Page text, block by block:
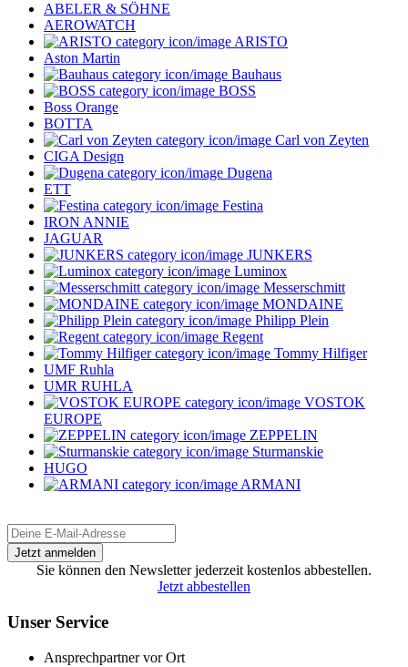
ABELER & SÖHNE
AEROWATCH
ARISTO
Aston Martin
Bauhaus
BOSS
Boss Orange
BOTTA
Carl von Zeyten
CIGA Design
Dugena
ETT
Festina
IRON ANNIE
JAGUAR
JUNKERS
Luminox
Messerschmitt
MONDAINE
Philipp Plein
Regent
Tommy Hilfiger
UMF Ruhla
UMR RUHLA
VOSTOK
EUROPE
ZEPPELIN
Sturmanskie
HUGO
ARMANI
Sie können den Newsletter jederzeit kostenlos abbestellen.
Jetzt abbestellen
Unser Service
Ansprechpartner vor Ort